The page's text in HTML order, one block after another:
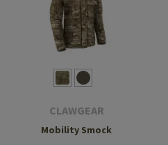
CLAWGEAR
Mobility Smock